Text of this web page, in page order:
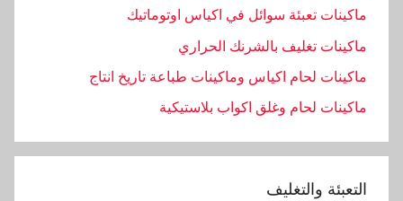
ماكينات تعبئة سوائل في اكياس اوتوماتيك
ماكينات تغليف بالشرنك الحراري
ماكينات لحام اكياس وماكينات طباعة تاريخ انتاج
ماكينات لحام وغلق اكواب بلاستيكية
التعبئة والتغليف